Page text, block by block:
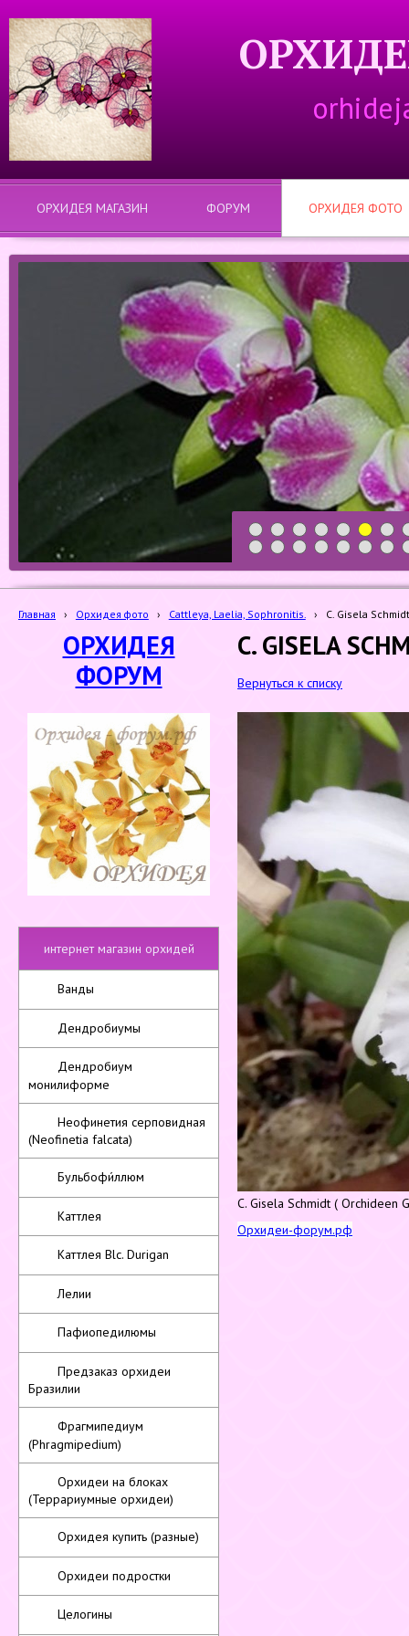
ОРХИДЕЯ МАГАЗИН ФОРУМ ОРХИДЕЯ ФОТО
1 2 3 4 5 6 7
8
19 20 21 22 23 24 25
Главная › Орхидея фото › Cattleya, Laelia, Sophronitis. › C. Gisela
ОРХИДЕЯ
ФОРУМ
интернет магазин орхидей
Ванды
Дендробиумы
Дендробиум
монилиформе
Неофинетия серповидная
(Neofinetia falcata)
Бульбофи́ллюм
Каттлея
Каттлея Blc. Durigan
Лелии
Пафиопедилюмы
Предзаказ орхидеи
Бразилии
Фрагмипедиум
(Phragmipedium)
Орхидеи на блоках
(Террариумные орхидеи)
Орхидея купить (разные)
Орхидеи подростки
Целогины
C. GISELA
Вернуться к списку
C. Gisela Schmidt ( Orchideen
Орхидеи-форум.рф